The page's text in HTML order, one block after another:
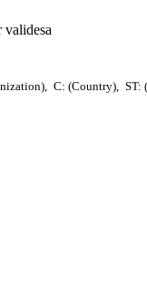
validesa
C: (Country), ST: